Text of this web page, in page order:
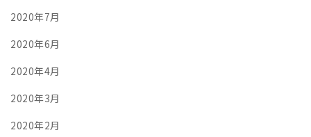
2020年7月
2020年6月
2020年4月
2020年3月
2020年2月